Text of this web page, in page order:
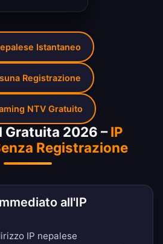
Gratuita 2026 –IP
Registrazione
all'IP
IP nepalese
Istantaneo
Registrazione
NTV Gratuito